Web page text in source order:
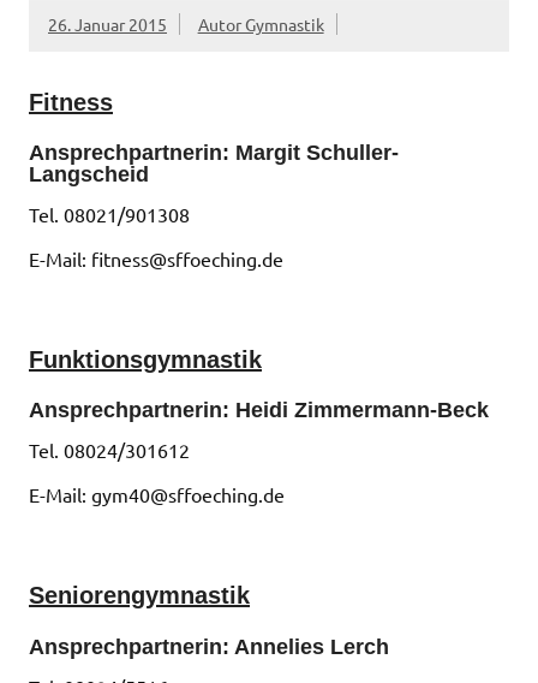
26. Januar 2015 Autor Gymnastik
Fitness
Ansprechpartnerin: Margit Schuller-
Langscheid
Tel. 08021/901308
E-Mail: fitness@sffoeching.de
Funktionsgymnastik
Ansprechpartnerin: Heidi Zimmermann-Beck
Tel. 08024/301612
E-Mail: gym40@sffoeching.de
Seniorengymnastik
Ansprechpartnerin: Annelies Lerch